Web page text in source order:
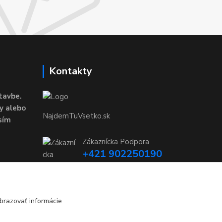
alebo
Kontakty
NajdemTuVsetko.sk
Zákaznícka Podpora
+421 902250190
informácie